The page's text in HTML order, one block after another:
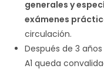
generales y
exámenes
circulación.
Después de 3
A1 queda